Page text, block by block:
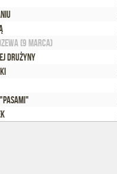
(9 marca)
drużyny